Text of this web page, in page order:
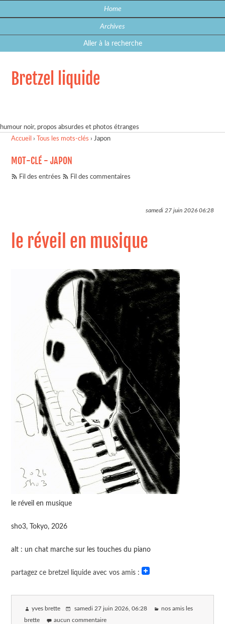
Home
Archives
Aller à la recherche
Bretzel liquide
humour noir, propos absurdes et photos étranges
Accueil › Tous les mots-clés ›Japon
MOT-CLÉ - JAPON
Fil des entrées Fil des commentaires
samedi 27 juin 202606:28
le réveil en musique
le réveil en musique
sho3, Tokyo, 2026
alt : un chat marche sur les touches du piano
partagez ce bretzel liquide avec vos amis :
yves brette samedi 27 juin 2026 , 06:28 nos amis les
brette aucun commentaire